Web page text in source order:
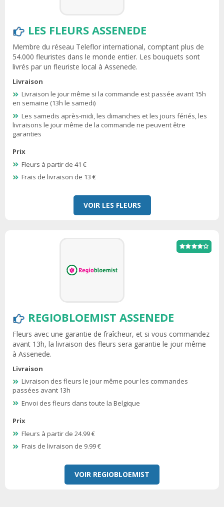
LES FLEURS ASSENEDE
Membre du réseau Teleflor international, comptant plus de
54.000 fleuristes dans le monde entier. Les bouquets sont
livrés par un fleuriste local à Assenede.
Livraison
Livraison le jour même si la commande est passée avant 15h
en semaine (13h le samedi)
Les samedis après-midi, les dimanches et les jours fériés, les
livraisons le jour même de la commande ne peuvent être
garanties
Prix
Fleurs à partir de 41 €
Frais de livraison de 13 €
VOIR LES FLEURS
REGIOBLOEMIST ASSENEDE
Fleurs avec une garantie de fraîcheur, et si vous commandez
avant 13h, la livraison des fleurs sera garantie le jour même
à Assenede.
Livraison
Livraison des fleurs le jour même pour les commandes
passées avant 13h
Envoi des fleurs dans toute la Belgique
Prix
Fleurs à partir de 24.99 €
Frais de livraison de 9.99 €
VOIR REGIOBLOEMIST